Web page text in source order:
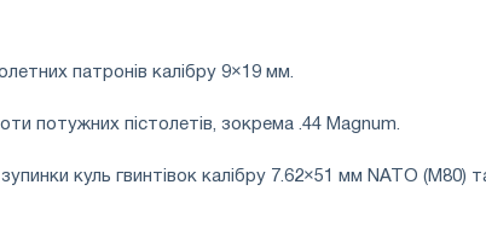
патронів калібру 9×19 мм.
потужних пістолетів, зокрема .44 Magnum.
куль гвинтівок калібру 7.62×51 мм NATO (M80)